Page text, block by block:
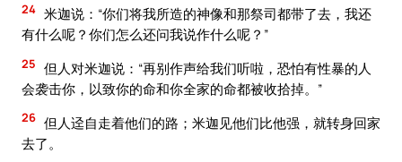
24 米迦说：“你们将我所造的神像和那祭司都带了去，我还
有什么呢？你们怎么还问我说作什么呢？”
25 但人对米迦说：“再别作声给我们听啦，恐怕有性暴的人
会袭击你，以致你的命和你全家的命都被收拾掉。”
26 但人迳自走着他们的路；米迦见他们比他强，就转身回家
去了。